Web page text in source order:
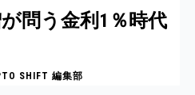
問う金利1％時代
SHIFT 編集部